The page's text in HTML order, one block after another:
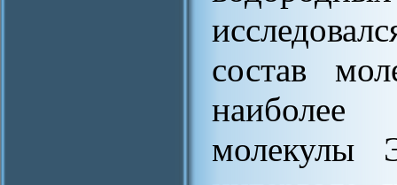
состав
наиболее
молекулы